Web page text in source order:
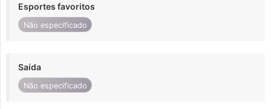
Esportes favoritos
Não especificado
Saída
Não especificado